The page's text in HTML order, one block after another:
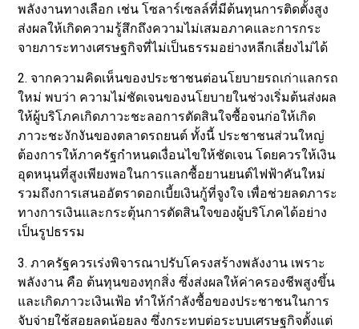
พลังงานทางเลือก เช่น โซลาร์เซลล์ที่มีต้นทุนการติดตั้งสูง
ส่งผลให้เกิดความรู้สึกถึงความไม่เสมอภาคและการกระ
จายภาระทางเศรษฐกิจที่ไม่เป็นธรรมอย่างหลีกเลี่ยงไม่ได้
2. จากความคิดเห็นของประชาชนต่อนโยบายรถเก่าแลกรถ
ใหม่ พบว่า ความไม่ชัดเจนของนโยบายในช่วงเริ่มต้นส่งผล
ให้ผู้บริโภคเกิดภาวะชะลอการตัดสินใจซื้อจนก่อให้เกิด
ภาวะชะงักงันของตลาดรถยนต์ ทั้งนี้ ประชาชนส่วนใหญ่
ต้องการให้ภาครัฐกำหนดเงื่อนไขให้ชัดเจน โดยควรให้เงิน
อุดหนุนที่สูงเพียงพอในการแลกซื้อยานยนต์ไฟฟ้าคันใหม่
รวมถึงการเสนออัตราดอกเบี้ยเงินกู้ที่จูงใจ เพื่อช่วยลดภาระ
ทางการเงินและกระตุ้นการตัดสินใจของผู้บริโภคได้อย่าง
เป็นรูปธรรม
3. ภาครัฐควรเร่งพิจารณาปรับโครงสร้างพลังงาน เพราะ
พลังงาน คือ ต้นทุนของทุกสิ่ง ซึ่งส่งผลให้ค่าครองชีพสูงขึ้น
และเกิดภาวะเงินเฟ้อ ทำให้กำลังซื้อของประชาชนในการ
จับจ่ายใช้สอยลดน้อยลง ซึ่งกระทบต่อระบบเศรษฐกิจตั้งแต่